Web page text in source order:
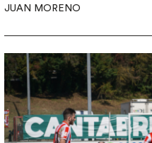
JUAN MORENO